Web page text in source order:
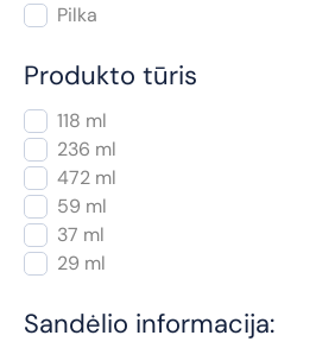
Pilka
Produkto tūris
118 ml
236 ml
472 ml
59 ml
37 ml
29 ml
Sandėlio informacija: